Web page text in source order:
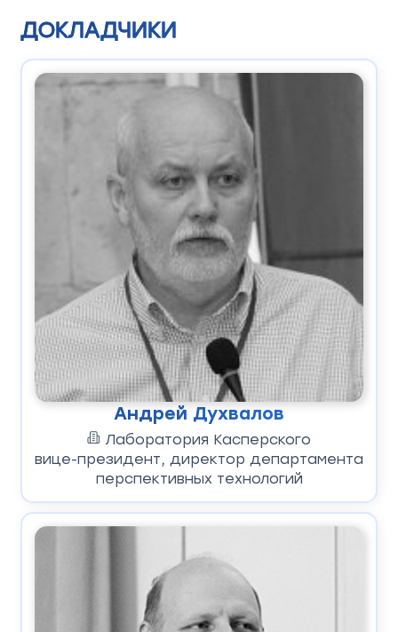
ДОКЛАДЧИКИ
Андрей Духвалов
Лаборатория Касперского
вице-президент, директор департамента
перспективных технологий